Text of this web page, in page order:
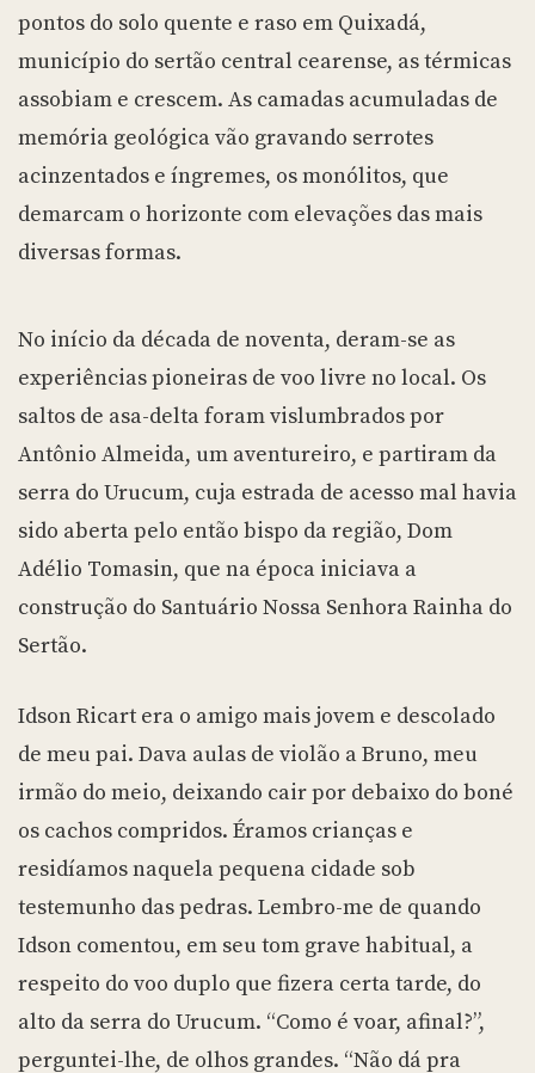
pontos do solo quente e raso em Quixadá,
município do sertão central cearense, as térmicas
assobiam e crescem. As camadas acumuladas de
memória geológica vão gravando serrotes
acinzentados e íngremes, os monólitos, que
demarcam o horizonte com elevações das mais
diversas formas.
No início da década de noventa, deram-se as
experiências pioneiras de voo livre no local. Os
saltos de asa-delta foram vislumbrados por
Antônio Almeida, um aventureiro, e partiram da
serra do Urucum, cuja estrada de acesso mal havia
sido aberta pelo então bispo da região, Dom
Adélio Tomasin, que na época iniciava a
construção do Santuário Nossa Senhora Rainha do
Sertão.
Idson Ricart era o amigo mais jovem e descolado
de meu pai. Dava aulas de violão a Bruno, meu
irmão do meio, deixando cair por debaixo do boné
os cachos compridos. Éramos crianças e
residíamos naquela pequena cidade sob
testemunho das pedras. Lembro-me de quando
Idson comentou, em seu tom grave habitual, a
respeito do voo duplo que fizera certa tarde, do
alto da serra do Urucum. “Como é voar, afinal?”,
perguntei-lhe, de olhos grandes. “Não dá pra